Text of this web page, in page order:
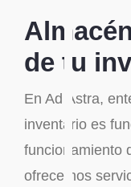
de tu
En Ad Astra,
inventario es
funcionamiento
ofrecemos